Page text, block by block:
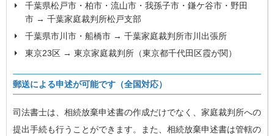
千葉県松戸市・柏市・流山市・我孫子市・鎌ケ谷市・野田
市 → 千葉家庭裁判所松戸支部
千葉県市川市・船橋市 → 千葉家庭裁判所市川出張所
東京23区 → 東京家庭裁判所（東京都千代田区霞が関）
郵送による申述が可能です（全国対応）
司法書士は、相続放棄申述書の作成だけでなく、家庭裁判所への
提出手続も行うことができます。また、相続放棄申述書は管轄の